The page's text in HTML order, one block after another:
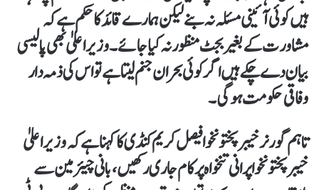
ہیں کوئی آئینی مسئلہ نہ بنے لیکن ہمارے قائد کا حکم ہے کہ
مشاورت کے بغیر بجٹ منظور نہ کیا جائے۔ وزیراعلیٰ بھی پالیسی
بیان دے چکے ہیں اگر کوئی بحران جنم لیتا ہے تو اس کی ذمہ دار
وفاقی حکومت ہوگی۔
تاہم گورنر خیبر پختونخوا فیصل کریم کنڈی کا کہنا ہے کہ وزیر اعلیٰ
خیبر پختونخوا پرانی تنخواہ پر کام جاری رکھیں، بانی چیئرمین سے